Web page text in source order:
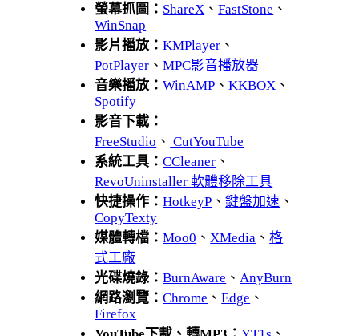
螢幕抓圖： ShareX 、FastStone 、
WinSnap
影片播放：KMPlayer 、
PotPlayer 、MPC影音播放器
音樂播放：WinAMP 、KKBOX 、
Spotify
影音下載：
FreeStudio 、 CutYouTube
系統工具：CCleaner 、
RevoUninstaller 軟體移除工具
快捷操作：HotkeyP 、鍵盤加速 、
CopyTexty
媒體轉檔：Moo0 、 XMedia 、格
式工廠
光碟燒錄：BurnAware 、 AnyBurn
網路瀏覽：Chrome 、Edge 、
Firefox